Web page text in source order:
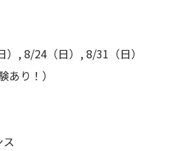
, 8/24（日）, 8/31（日）
り！）